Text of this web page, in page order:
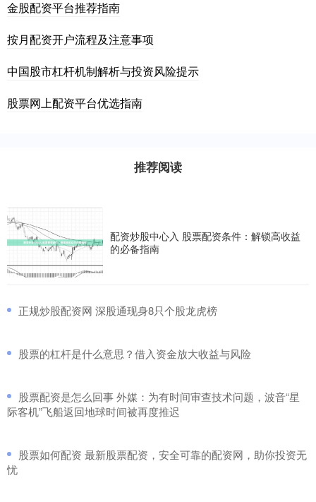
金股配资平台推荐指南
按月配资开户流程及注意事项
中国股市杠杆机制解析与投资风险提示
股票网上配资平台优选指南
推荐阅读
配资炒股中心入 股票配资条件：解锁高收益
的必备指南
​正规炒股配资网 深股通现身8只个股龙虎榜
​股票的杠杆是什么意思？借入资金放大收益与风险
​股票配资是怎么回事 外媒：为有时间审查技术问题，波音“星
际客机”飞船返回地球时间被再度推迟
​股票如何配资 最新股票配资，安全可靠的配资网，助你投资无
忧